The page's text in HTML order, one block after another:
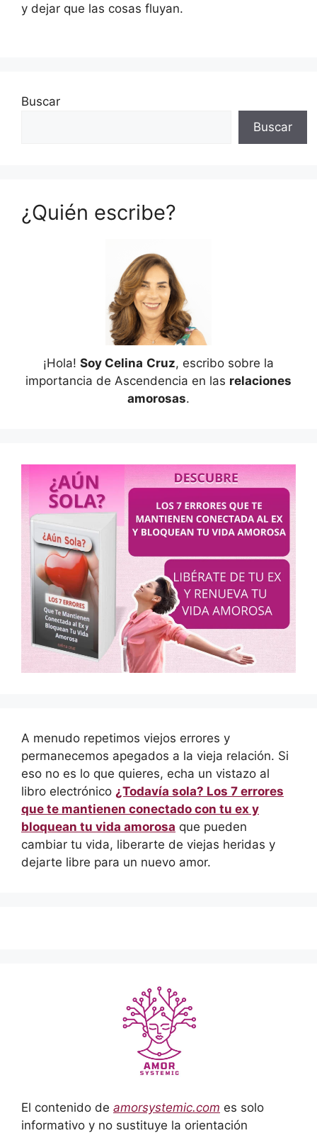
y dejar que las cosas fluyan.
Buscar
Buscar
¿Quién escribe?
¡Hola! Soy Celina Cruz, escribo sobre la
importancia de Ascendencia en las relaciones
amorosas.
A menudo repetimos viejos errores y
permanecemos apegados a la vieja relación. Si
eso no es lo que quieres, echa un vistazo al
libro electrónico ¿Todavía sola? Los 7 errores
que te mantienen conectado con tu ex y
bloquean tu vida amorosa que pueden
cambiar tu vida, liberarte de viejas heridas y
dejarte libre para un nuevo amor.
El contenido de amorsystemic.com es solo
informativo y no sustituye la orientación